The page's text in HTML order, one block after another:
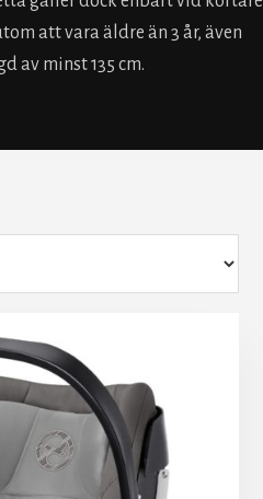
att vara äldre än 3 år, även
av minst 135 cm.